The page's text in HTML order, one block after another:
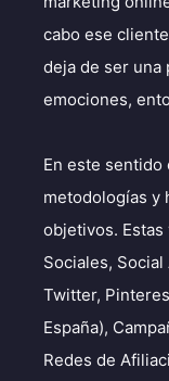
cabo ese
deja de ser una
emociones,
En este
metodologías y
objetivos. Estas
Sociales,
Twitter,
España),
Redes de